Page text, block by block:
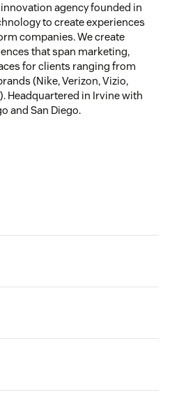
agency founded in
to create experiences
companies. We create
that span marketing,
for clients ranging from
(Nike, Verizon, Vizio,
Headquartered in Irvine with
and San Diego.